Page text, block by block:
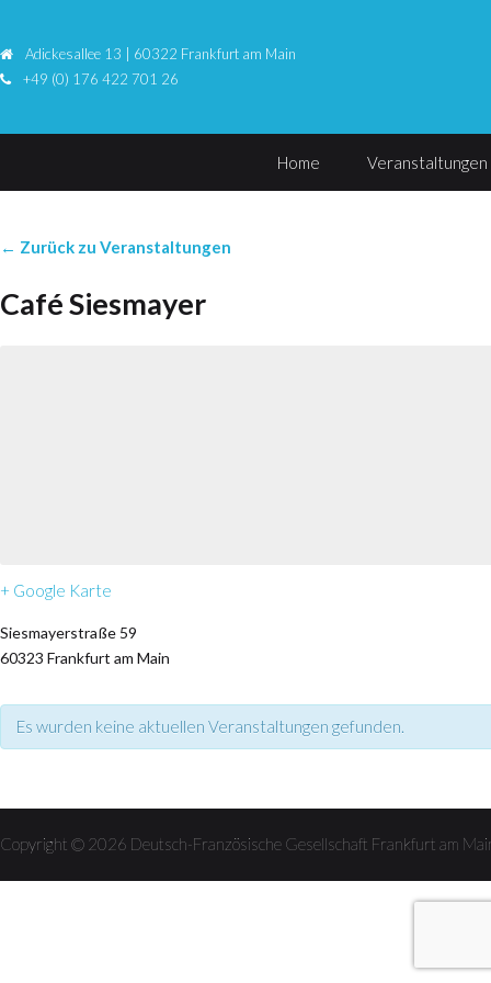
Adickesallee 13 | 60322 Frankfurt am Main
+49 (0) 176 422 701 26
Home Veranstaltungen
← Zurück zu Veranstaltungen
Café Siesmayer
+ Google Karte
Siesmayerstraße 59
60323 Frankfurt am Main
Es wurden keine aktuellen Veranstaltungen gefunden.
Navigation
Copyright © 2026 Deutsch-Französische Gesellschaft Frankfurt am